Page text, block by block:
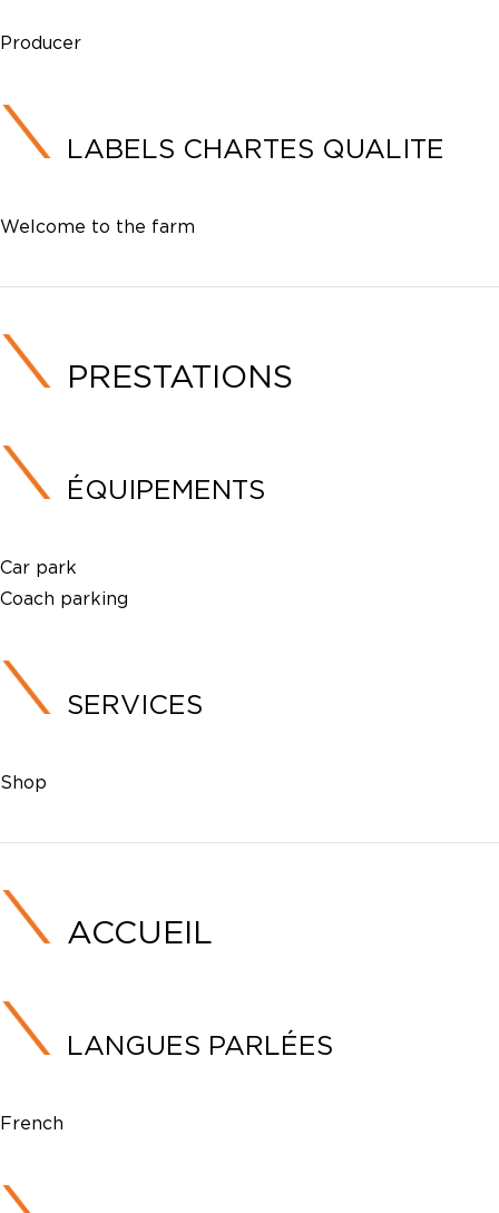
Producer
LABELS CHARTES QUALITE
Welcome to the farm
PRESTATIONS
ÉQUIPEMENTS
Car park
Coach parking
SERVICES
Shop
ACCUEIL
LANGUES PARLÉES
French